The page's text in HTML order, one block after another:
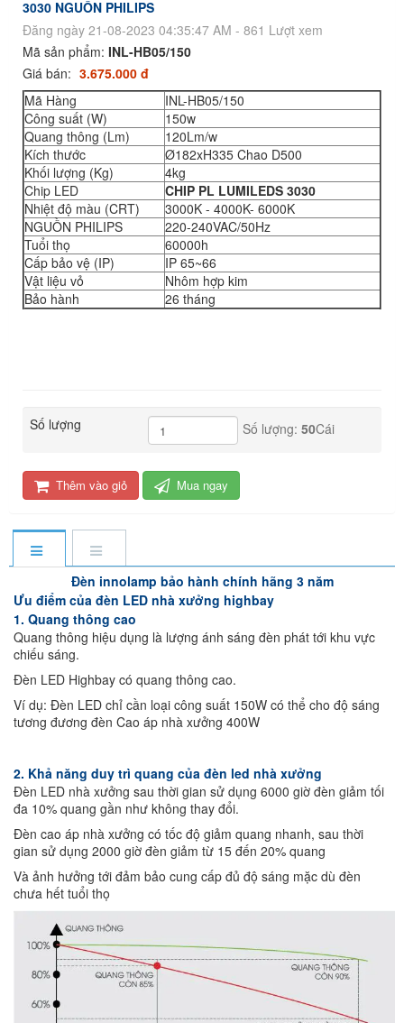
3030 NGUỒN PHILIPS
Đăng ngày 21-08-2023 04:35:47 AM - 861 Lượt xem
Mã sản phẩm: INL-HB05/150
Giá bán: 3.675.000 đ
Mã Hàng
INL-HB05/150
Công suất (W)
150w
Quang thông (Lm)
120Lm/w
Kích thước
Ø182xH335 Chao D500
Khối lượng (Kg)
4kg
Chip LED
CHIP PL LUMILEDS 3030
Nhiệt độ màu (CRT)
3000K - 4000K- 6000K
NGUỒN PHILIPS
220-240VAC/50Hz
Tuổi thọ
60000h
Cấp bảo vệ (IP)
IP 65~66
Vật liệu vỏ
Nhôm hợp kim
Bảo hành
26 tháng
Số lượng Số lượng: 50Cái
Thêm vào giỏ Mua ngay
Đèn innolamp bảo hành chính hãng 3 năm
Ưu điểm của đèn LED nhà xưởng highbay
1. Quang thông cao
Quang thông hiệu dụng là lượng ánh sáng đèn phát tới khu vực
chiếu sáng.
Đèn LED Highbay có quang thông cao.
Ví dụ: Đèn LED chỉ cần loại công suất 150W có thể cho độ sáng
tương đương đèn Cao áp nhà xưởng 400W
2. Khả năng duy trì quang của đèn led nhà xưởng
Đèn LED nhà xưởng sau thời gian sử dụng 6000 giờ đèn giảm tối
đa 10% quang gần như không thay đổi.
Đèn cao áp nhà xưởng có tốc độ giảm quang nhanh, sau thời
gian sử dụng 2000 giờ đèn giảm từ 15 đến 20% quang
Và ảnh hưởng tới đảm bảo cung cấp đủ độ sáng mặc dù đèn
chưa hết tuổi thọ